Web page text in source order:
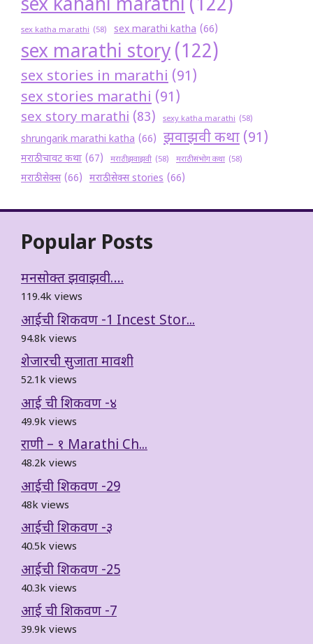
sex kahani marathi (122)
sex katha marathi (58) sex marathi katha (66)
sex marathi story (122)
sex stories in marathi (91)
sex stories marathi (91)
sex story marathi (83) sexy katha marathi (58)
shrungarik marathi katha (66) झवाझवी कथा (91)
मराठी चावट कथा (67) मराठी झवाझवी (58) मराठी संभोग कथा (58)
मराठी सेक्स (66) मराठी सेक्स stories (66)
Popular Posts
मनसोक्त झवाझवी….
119.4k views
आईची शिकवण -1 Incest Stor...
94.8k views
शेजारची सुजाता मावशी
52.1k views
आई ची शिकवण -४
49.9k views
राणी – १ Marathi Ch...
48.2k views
आईची शिकवण -29
48k views
आईची शिकवण -३
40.5k views
आईची शिकवण -25
40.3k views
आई ची शिकवण -7
39.9k views